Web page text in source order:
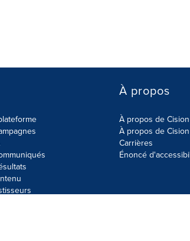
À propos
À propos de
À propos de Cision
Carrières
Énoncé